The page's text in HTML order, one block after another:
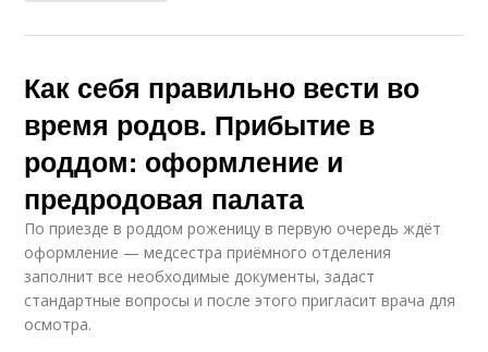
Как себя правильно вести во
время родов. Прибытие в
роддом: оформление и
предродовая палата
По приезде в роддом роженицу в первую очередь ждёт
оформление — медсестра приёмного отделения
заполнит все необходимые документы, задаст
стандартные вопросы и после этого пригласит врача для
осмотра.